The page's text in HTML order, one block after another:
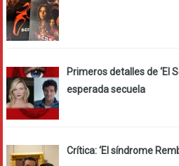
Primeros detalles de ‘El
esperada secuela
Crítica: ‘El síndrome